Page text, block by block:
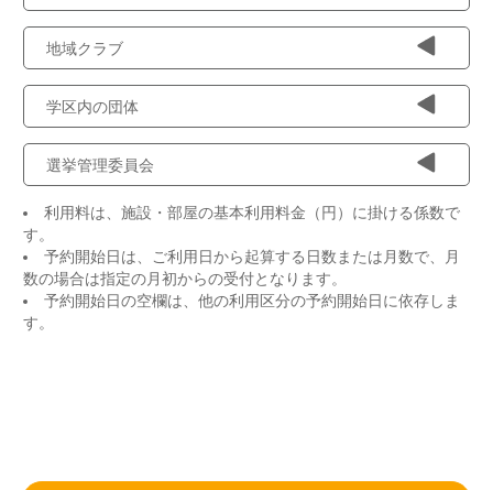
地域クラブ
学区内の団体
選挙管理委員会
利用料は、施設・部屋の基本利用料金（円）に掛ける係数で
す。
予約開始日は、ご利用日から起算する日数または月数で、月
数の場合は指定の月初からの受付となります。
予約開始日の空欄は、他の利用区分の予約開始日に依存しま
す。